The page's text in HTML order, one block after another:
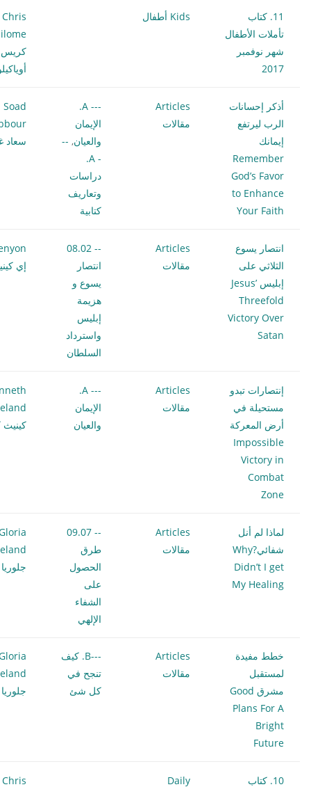
11. كتاب
تأملات الأطفال
شهر نوفمبر
2017
Kids أطفال
Chris
كريس
أذكر إحسانات
الرب ليرتفع
إيمانك
Remember
God’s Favor
to Enhance
Your Faith
Articles
مقالات
--- A.
الإيمان
والعيان,
--
- A.
دراسات
وتعاريف
كتابية
Soad
سعاد
انتصار يسوع
الثلاثي على
إبليس Jesus’
Threefold
Victory Over
Satan
Articles
مقالات
-- 08.02
انتصار
يسوع و
هزيمة
إبليس
واسترداد
السلطان
إي
إنتصارات تبدو
مستحيلة في
أرض المعركة
Impossible
Victory in
Combat
Zone
Articles
مقالات
--- A.
الإيمان
والعيان
كينيث
لماذا لم أنل
شفائي?Why
Didn’t I get
My Healing
Articles
مقالات
-- 09.07
طرق
الحصول
على
الشفاء
الإلهي
خطط مفيدة
لمستقبل
مشرق Good
Plans For A
Bright
Future
Articles
مقالات
---B. كيف
تنجح في
كل شئ
10. كتاب Daily
Chris